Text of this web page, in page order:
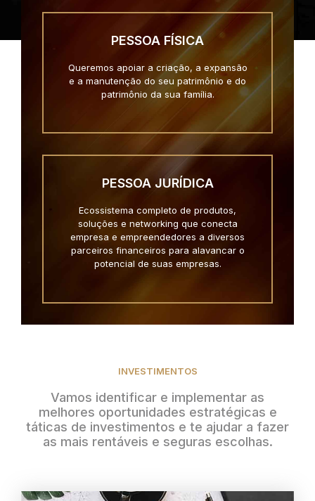
PESSOA FÍSICA
Queremos apoiar a criação, a expansão
e a manutenção do seu patrimônio e do
patrimônio da sua família.
PESSOA JURÍDICA
Ecossistema completo de produtos,
soluções e networking que conecta
empresa e empreendedores a diversos
parceiros financeiros para alavancar o
potencial de suas empresas.
INVESTIMENTOS
Vamos identificar e implementar as
melhores oportunidades estratégicas e
táticas de investimentos e te ajudar a fazer
as mais rentáveis e seguras escolhas.